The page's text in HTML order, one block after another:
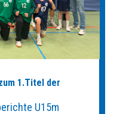
1.Titel der
U15m